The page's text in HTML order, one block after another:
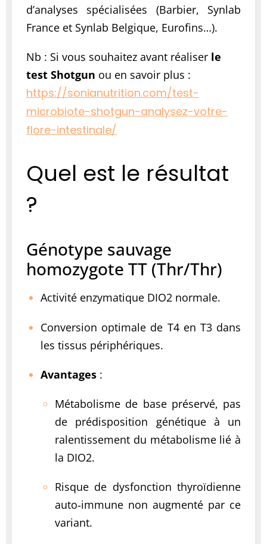
d’analyses spécialisées (Barbier, Synlab
France et Synlab Belgique, Eurofins…).
Nb : Si vous souhaitez avant réaliser le
test Shotgun ou en savoir plus :
https://sonianutrition.com/test-
microbiote-shotgun-analysez-votre-
flore-intestinale/
Quel est le résultat
?
Génotype sauvage
homozygote TT (Thr/Thr)
Activité enzymatique DIO2 normale.
Conversion optimale de T4 en T3 dans
les tissus périphériques.
Avantages :
Métabolisme de base préservé, pas
de prédisposition génétique à un
ralentissement du métabolisme lié à
la DIO2.
Risque de dysfonction thyroïdienne
auto‑immune non augmenté par ce
variant.